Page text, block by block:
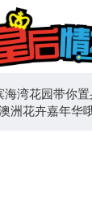
海湾花园带你
洲花卉嘉年华